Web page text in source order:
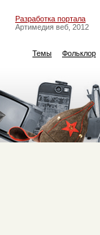
Разработка портала
Артимедия веб, 2012
Темы Фольклор